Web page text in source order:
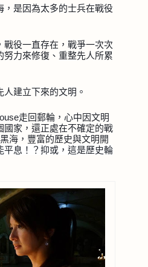
，是因為太多的士兵在戰役
役一直存在，戰爭一次次
努力來修復、重整先人所累
建立下來的文明。
走回郵輪，心中因文明
國家，還正處在不確定的戰
海，豐富的歷史與文明開
平息！？抑或，這是歷史輪